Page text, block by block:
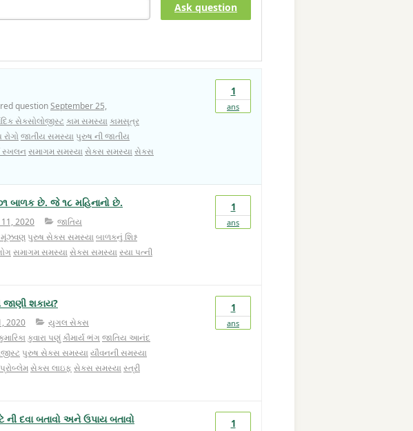
Ask question
1
ans
questionSeptember 25,
સેક્સોલોજીસ્ટકામ સમસ્યા કામસૂત્ર
જાતીય સમસ્યા પુરુષ ની જાતીય
સ્ખલન સમાગમ સમસ્યા સેકસ સમસ્યા સેક્સ
1
ans
બાળક છે. જે ૧૮ મહિનાનો છે.
2020
જાતિય
મૂંઝવણ પુરુષ સેક્સ સમસ્યા બાળકનું શિશ્ન
સમાગમ સમસ્યા સેક્સ સમસ્યા સ્યા પત્ની
1
ans
જાણી શકાય?
2020
યુગલ સેક્સ
કુવારા પણુંકૌમાર્ય ભંગ જાતિય આનંદ
પુરુષ સેક્સ સમસ્યા યૌવનની સમસ્યા
સેક્સ લાઇફ સેક્સ સમસ્યા સ્ત્રી
1
દવા બતાવો અને ઉપાય બતાવો